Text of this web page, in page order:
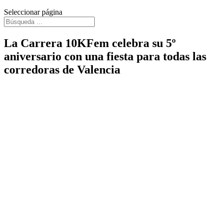
Seleccionar página
La Carrera 10KFem celebra su 5º
aniversario con una fiesta para todas las
corredoras de Valencia